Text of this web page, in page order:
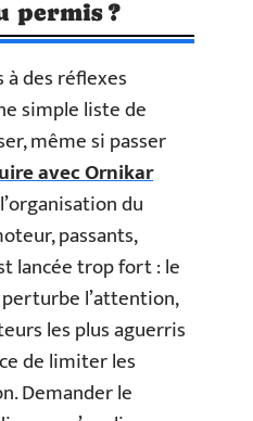
permis ?
à des réflexes
simple liste de
même si passer
avec Ornikar
du
passants,
lancée trop fort : le
l’attention,
les plus aguerris
de limiter les
Demander le